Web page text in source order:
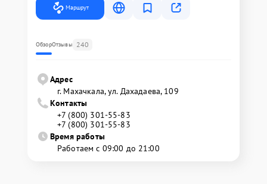
Маршрут
ОбзорОтзывы 240
Адрес
г. Махачкала, ул. Дахадаева, 109
Контакты
+7 (800) 301-55-83
+7 (800) 301-55-83
Время работы
Работаем с 09:00 до 21:00